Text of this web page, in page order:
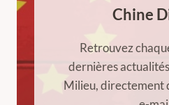
Chine
Retrouvez
dernières
Milieu, directement